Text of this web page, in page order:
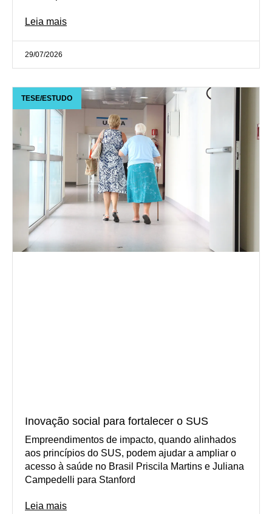
Leia mais
29/07/2026
TESE/ESTUDO
Inovação social para fortalecer o SUS
Empreendimentos de impacto, quando alinhados
aos princípios do SUS, podem ajudar a ampliar o
acesso à saúde no Brasil Priscila Martins e Juliana
Campedelli para Stanford
Leia mais